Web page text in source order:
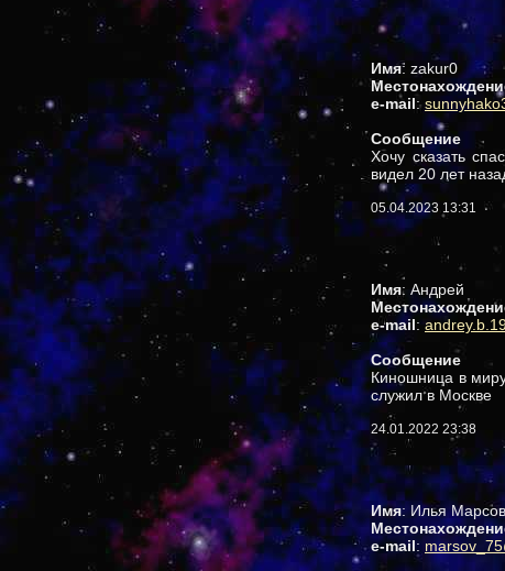
Имя: zakur0
e-mail:
Сообщение
Хочу сказать
видел 20 лет
05.04.2023 13:31
Имя: Андрей
e-mail:
Сообщение
Киношница в
служил в Москве
24.01.2022 23:38
Имя: Илья Марсов
e-mail: